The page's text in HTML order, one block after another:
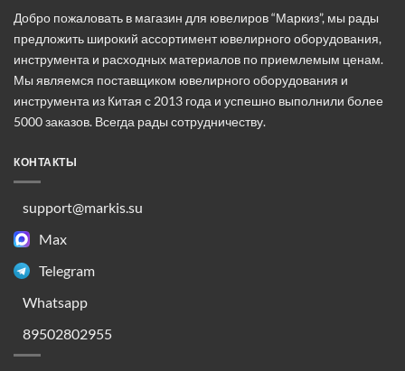
на
странице
товара.
Добро пожаловать в магазин для ювелиров “Маркиз”, мы рады
предложить широкий ассортимент ювелирного оборудования,
инструмента и расходных материалов по приемлемым ценам.
Мы являемся поставщиком ювелирного оборудования и
инструмента из Китая с 2013 года и успешно выполнили более
5000 заказов. Всегда рады сотрудничеству.
КОНТАКТЫ
support@markis.su
Max
Telegram
Whatsapp
89502802955